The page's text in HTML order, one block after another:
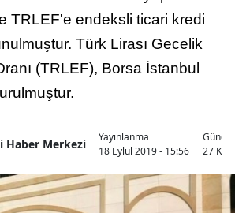
TRLEF'e endeksli ticari kredi
Türk Lirası Gecelik
(TRLEF), Borsa İstanbul
Haber Merkezi
Yayınlanma
18 Eylül 2019 - 15:56
27